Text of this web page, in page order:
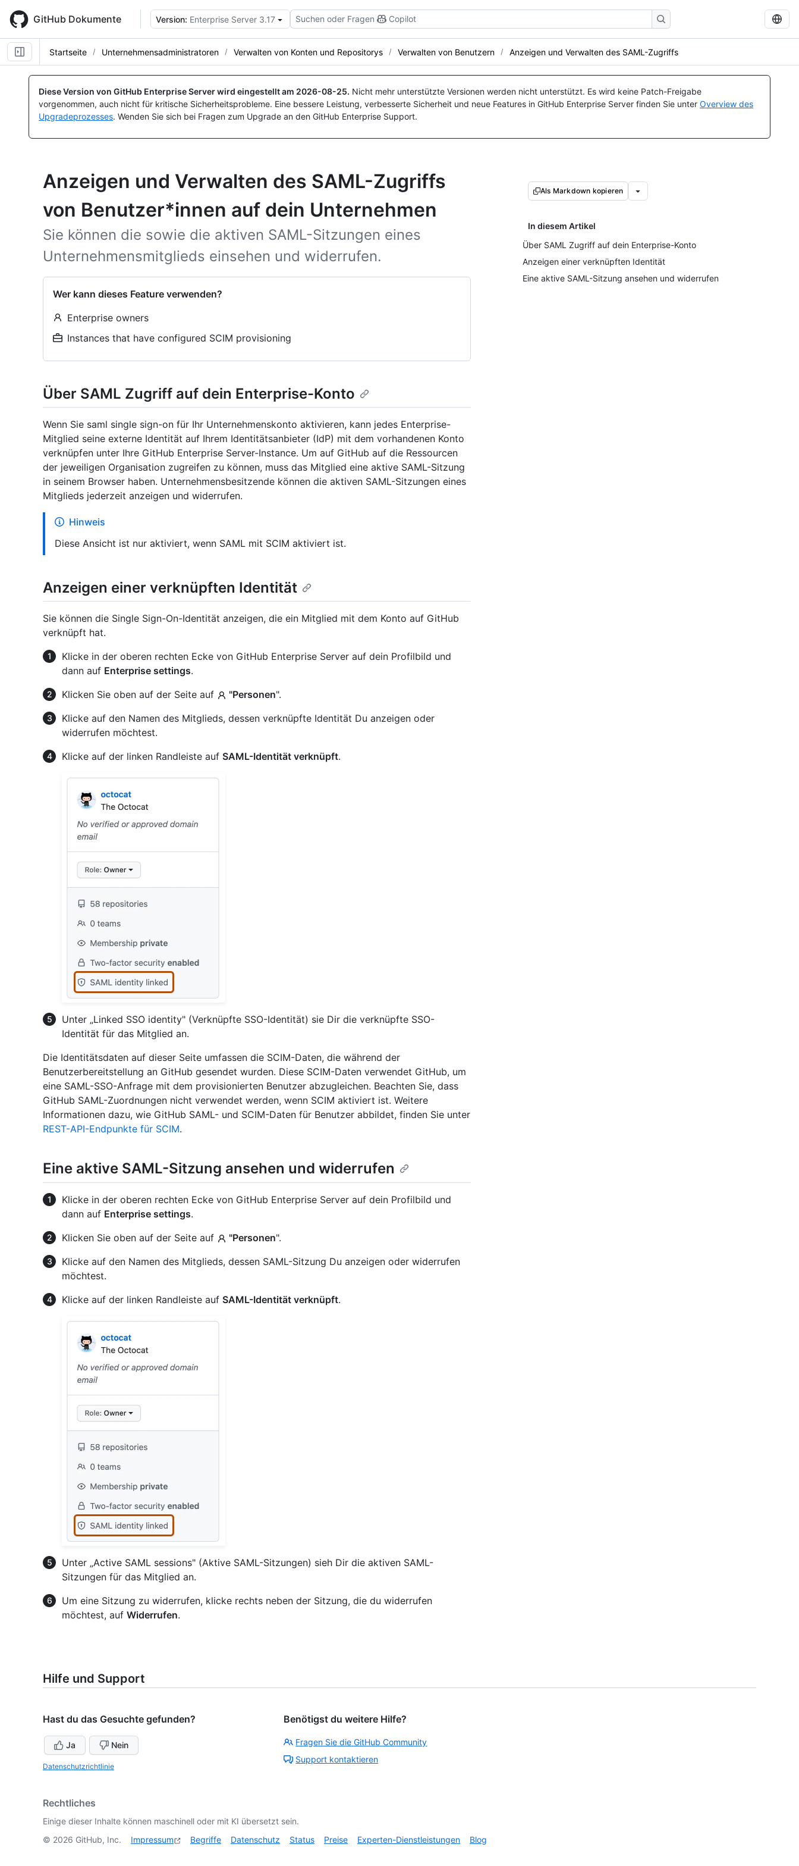
main
content
GitHub Dokumente Version: Enterprise Server 3.17 Suchen oder Fragen Copilot
Startseite Unternehmensadministratoren Verwalten von Konten und Repositorys Verwalten von Benutzern Anzeigen und Verwalten des SAML-Zugriffs
Diese Version von GitHub Enterprise Server wird eingestellt am 2026-08-25. Nicht mehr unterstützte Versionen werden nicht unterstützt. Es wird keine Patch-Freigabe
vorgenommen, auch nicht für kritische Sicherheitsprobleme. Eine bessere Leistung, verbesserte Sicherheit und neue Features in GitHub Enterprise Server finden Sie unter Overview des
Upgradeprozesses. Wenden Sie sich bei Fragen zum Upgrade an den GitHub Enterprise Support.
Anzeigen und Verwalten des SAML-Zugriffs
von Benutzer*innen auf dein Unternehmen
Sie können die sowie die aktiven SAML-Sitzungen eines
Unternehmensmitglieds einsehen und widerrufen.
Wer kann dieses Feature verwenden?
Enterprise owners
Instances that have configured SCIM provisioning
Als Markdown kopieren
In diesem Artikel
Über SAML Zugriff auf dein Enterprise-Konto
Anzeigen einer verknüpften Identität
Eine aktive SAML-Sitzung ansehen und widerrufen
Über SAML Zugriff auf dein Enterprise-Konto
Wenn Sie saml single sign-on für Ihr Unternehmenskonto aktivieren, kann jedes Enterprise-
Mitglied seine externe Identität auf Ihrem Identitätsanbieter (IdP) mit dem vorhandenen Konto
verknüpfen unter Ihre GitHub Enterprise Server-Instance. Um auf GitHub auf die Ressourcen
der jeweiligen Organisation zugreifen zu können, muss das Mitglied eine aktive SAML-Sitzung
in seinem Browser haben. Unternehmensbesitzende können die aktiven SAML-Sitzungen eines
Mitglieds jederzeit anzeigen und widerrufen.
Hinweis
Diese Ansicht ist nur aktiviert, wenn SAML mit SCIM aktiviert ist.
Anzeigen einer verknüpften Identität
Sie können die Single Sign-On-Identität anzeigen, die ein Mitglied mit dem Konto auf GitHub
verknüpft hat.
Klicke in der oberen rechten Ecke von GitHub Enterprise Server auf dein Profilbild und
dann auf Enterprise settings.
Klicken Sie oben auf der Seite auf
"Personen".
Klicke auf den Namen des Mitglieds, dessen verknüpfte Identität Du anzeigen oder
widerrufen möchtest.
Klicke auf der linken Randleiste auf SAML-Identität verknüpft.
Unter „Linked SSO identity" (Verknüpfte SSO-Identität) sie Dir die verknüpfte SSO-
Identität für das Mitglied an.
Die Identitätsdaten auf dieser Seite umfassen die SCIM-Daten, die während der
Benutzerbereitstellung an GitHub gesendet wurden. Diese SCIM-Daten verwendet GitHub, um
eine SAML-SSO-Anfrage mit dem provisionierten Benutzer abzugleichen. Beachten Sie, dass
GitHub SAML-Zuordnungen nicht verwendet werden, wenn SCIM aktiviert ist. Weitere
Informationen dazu, wie GitHub SAML- und SCIM-Daten für Benutzer abbildet, finden Sie unter
REST-API-Endpunkte für SCIM.
Eine aktive SAML-Sitzung ansehen und widerrufen
Klicke in der oberen rechten Ecke von GitHub Enterprise Server auf dein Profilbild und
dann auf Enterprise settings.
Klicken Sie oben auf der Seite auf
"Personen".
Klicke auf den Namen des Mitglieds, dessen SAML-Sitzung Du anzeigen oder widerrufen
möchtest.
Klicke auf der linken Randleiste auf SAML-Identität verknüpft.
Unter „Active SAML sessions" (Aktive SAML-Sitzungen) sieh Dir die aktiven SAML-
Sitzungen für das Mitglied an.
Um eine Sitzung zu widerrufen, klicke rechts neben der Sitzung, die du widerrufen
möchtest, auf Widerrufen.
Hilfe und Support
Hast du das Gesuchte gefunden?
Ja Nein
Datenschutzrichtlinie
Benötigst du weitere Hilfe?
Fragen Sie die GitHub Community
Support kontaktieren
Rechtliches
Einige dieser Inhalte können maschinell oder mit KI übersetzt sein.
© 2026 GitHub, Inc. Impressum Begriffe Datenschutz Status Preise Experten-Dienstleistungen Blog